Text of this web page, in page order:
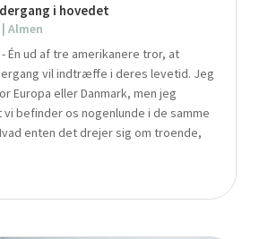
i hovedet
Almen
- Én ud af tre amerikanere tror, at
vil indtræffe i deres levetid. Jeg
Europa eller Danmark, men jeg
befinder os nogenlunde i de samme
enten det drejer sig om troende,